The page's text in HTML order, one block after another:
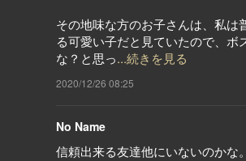
その地味な方のお子さんは、私は
る可愛い子だと見ていたので、ボ
な？と思っ...続きを見る
2020/12/26 08:25
No Name
信頼出来る友達他にいないのかな。